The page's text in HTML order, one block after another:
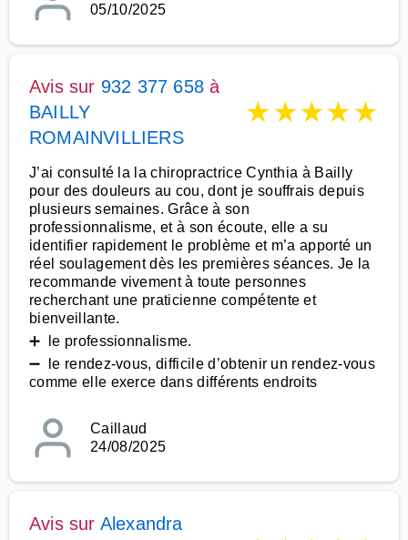
05/10/2025
Avis sur 932 377 658 à
BAILLY
ROMAINVILLIERS
★★★★★
J’ai consulté la la chiropractrice Cynthia à Bailly
pour des douleurs au cou, dont je souffrais depuis
plusieurs semaines. Grâce à son
professionnalisme, et à son écoute, elle a su
identifier rapidement le problème et m’a apporté un
réel soulagement dès les premières séances. Je la
recommande vivement à toute personnes
recherchant une praticienne compétente et
bienveillante.
➕ le professionnalisme.
➖ le rendez-vous, difficile d’obtenir un rendez-vous
comme elle exerce dans différents endroits
Caillaud
24/08/2025
Avis sur Alexandra